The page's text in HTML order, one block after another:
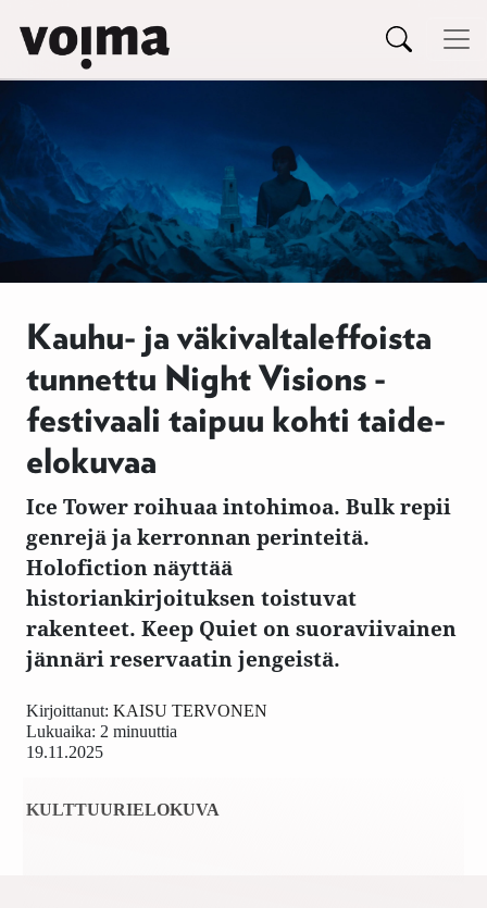
Siirry sisältöön
Päävalikko
Kauhu- ja väkivaltaleffoista
tunnettu Night Visions -
festivaali taipuu kohti taide-
elokuvaa
Ice Tower roihuaa intohimoa. Bulk repii
genrejä ja kerronnan perinteitä.
Holofiction näyttää
historiankirjoituksen toistuvat
rakenteet. Keep Quiet on suoraviivainen
jännäri reservaatin jengeistä.
19.11.2025
Kirjoittanut: KAISU TERVONEN
Lukuaika: 2 minuuttia
KULTTUURIELOKUVA